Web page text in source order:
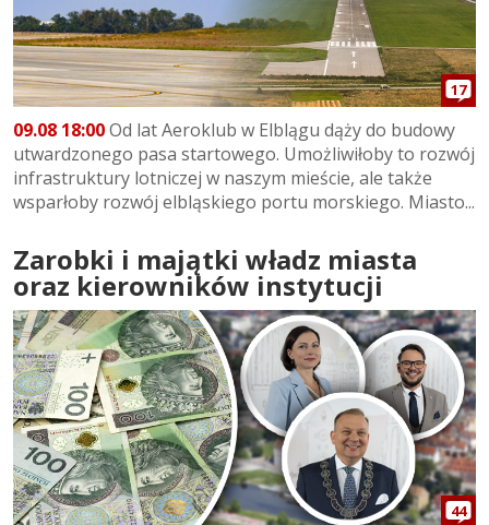
17
09.08 18:00Od lat Aeroklub w Elblągu dąży do budowy
utwardzonego pasa startowego. Umożliwiłoby to rozwój
infrastruktury lotniczej w naszym mieście, ale także
wsparłoby rozwój elbląskiego portu morskiego. Miasto...
Zarobki i majątki władz miasta
oraz kierowników instytucji
44